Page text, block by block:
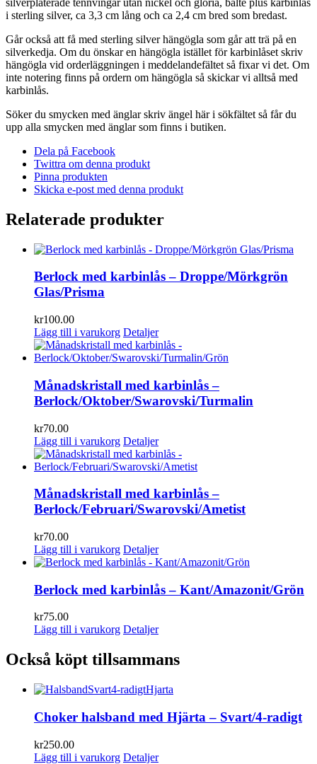
i sterling silver, ca 3,3 cm lång och ca 2,4 cm bred som bredast.
Går också att få med sterling silver hängögla som går att trä på en
silverkedja. Om du önskar en hängögla istället för karbinlåset skriv
hängögla vid orderläggningen i meddelandefältet så fixar vi det. Om
inte notering finns på ordern om hängögla så skickar vi alltså med
karbinlås.
Söker du smycken med änglar skriv ängel här i sökfältet så får du
upp alla smycken med änglar som finns i butiken.
Dela på Facebook
Twittra om denna produkt
Pinna produkten
Skicka e-post med denna produkt
Relaterade produkter
Berlock med karbinlås – Droppe/Mörkgrön
Glas/Prisma
kr100.00
Lägg till i varukorg Detaljer
Månadskristall med karbinlås –
Berlock/Oktober/Swarovski/Turmalin
kr70.00
Lägg till i varukorg Detaljer
Månadskristall med karbinlås –
Berlock/Februari/Swarovski/Ametist
kr70.00
Lägg till i varukorg Detaljer
Berlock med karbinlås – Kant/Amazonit/Grön
kr75.00
Lägg till i varukorg Detaljer
Också köpt tillsammans
Choker halsband med Hjärta – Svart/4-radigt
kr250.00
Lägg till i varukorg Detaljer